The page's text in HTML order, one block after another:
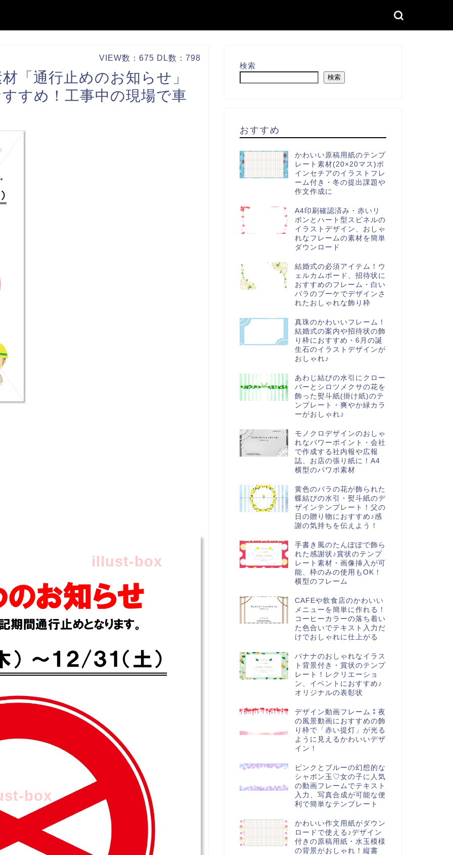
VIEW数：675 DL数：798
「通行止めのお知らせ」
すめ！工事中の現場で車
box
illust-box
検索
検索
おすすめ
かわいい原稿用紙のテンプ
レート素材(20×20マス)ポ
インセチアのイラストフレ
ーム付き・冬の提出課題や
作文作成に
A4印刷確認済み・赤いリ
ボンとハート型スピネルの
イラストデザイン、おしゃ
れなフレームの素材を簡単
ダウンロード
結婚式の必須アイテム！ウ
ェルカムボード、招待状に
おすすめのフレーム・白い
バラのブーケでデザインさ
れたおしゃれな飾り枠
真珠のかわいいフレーム！
結婚式の案内や招待状の飾
り枠におすすめ・6月の誕
生石のイラストデザインが
おしゃれ♪
あわじ結びの水引にクロー
バーとシロツメクサの花を
飾った熨斗紙(掛け紙)のテ
ンプレート・爽やか緑カラ
ーがおしゃれ♪
モノクロデザインのおしゃ
れなパワーポイント・会社
で作成する社内報や広報
誌、お店の張り紙に！A4
横型のパワポ素材
黄色のバラの花が飾られた
蝶結びの水引・熨斗紙のデ
ザインテンプレート！父の
日の贈り物におすすめ♪感
謝の気持ちを伝えよう！
手書き風のたんぽぽで飾ら
れた感謝状♪賞状のテンプ
レート素材・画像挿入が可
能、枠のみの使用もOK！
横型のフレーム
CAFEや飲食店のかわいい
メニューを簡単に作れる！
コーヒーカラーの落ち着い
た色合いでテキスト入力だ
けでおしゃれに仕上がる
バナナのおしゃれなイラス
ト背景付き・賞状のテンプ
レート！レクリエーショ
ン、イベントにおすすめ♪
オリジナルの表彰状
デザイン動画フレーム⁑夜
の風景動画におすすめの飾
り枠で「赤い提灯」が光る
ように見えるかわいいデザ
イン！
ピンクとブルーの幻想的な
シャボン玉♡女の子に人気
の動画フレームでテキスト
入力、写真合成が可能な便
利で簡単なテンプレート
かわいい作文用紙がダウン
ロードで使える♪デザイン
付きの原稿用紙・水玉模様
の背景がおしゃれ！縦書